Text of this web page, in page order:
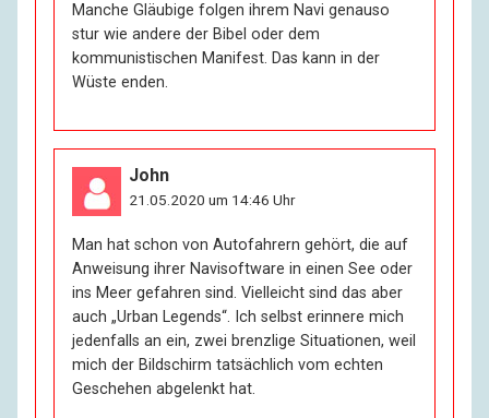
Manche Gläubige folgen ihrem Navi genauso
stur wie andere der Bibel oder dem
kommunistischen Manifest. Das kann in der
Wüste enden.
John
21.05.2020 um 14:46 Uhr
Man hat schon von Autofahrern gehört, die auf
Anweisung ihrer Navisoftware in einen See oder
ins Meer gefahren sind. Vielleicht sind das aber
auch „Urban Legends“. Ich selbst erinnere mich
jedenfalls an ein, zwei brenzlige Situationen, weil
mich der Bildschirm tatsächlich vom echten
Geschehen abgelenkt hat.